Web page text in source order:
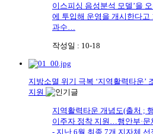
이스피싱 음성분석 모델’을
에 투입해 운영을 개시한다
과수…
작성일 : 10-18
지방소멸 위기 극복 ‘지역활력타운’
지원
지역활력타운 개념도(출처 ;
이주자 정착 지원…행안부·문
- 지난 6월 최종 7개 지자체